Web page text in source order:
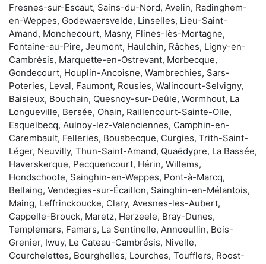
Fresnes-sur-Escaut, Sains-du-Nord, Avelin, Radinghem-
en-Weppes, Godewaersvelde, Linselles, Lieu-Saint-
Amand, Monchecourt, Masny, Flines-lès-Mortagne,
Fontaine-au-Pire, Jeumont, Haulchin, Râches, Ligny-en-
Cambrésis, Marquette-en-Ostrevant, Morbecque,
Gondecourt, Houplin-Ancoisne, Wambrechies, Sars-
Poteries, Leval, Faumont, Rousies, Walincourt-Selvigny,
Baisieux, Bouchain, Quesnoy-sur-Deûle, Wormhout, La
Longueville, Bersée, Ohain, Raillencourt-Sainte-Olle,
Esquelbecq, Aulnoy-lez-Valenciennes, Camphin-en-
Carembault, Felleries, Bousbecque, Curgies, Trith-Saint-
Léger, Neuvilly, Thun-Saint-Amand, Quaëdypre, La Bassée,
Haverskerque, Pecquencourt, Hérin, Willems,
Hondschoote, Sainghin-en-Weppes, Pont-à-Marcq,
Bellaing, Vendegies-sur-Écaillon, Sainghin-en-Mélantois,
Maing, Leffrinckoucke, Clary, Avesnes-les-Aubert,
Cappelle-Brouck, Maretz, Herzeele, Bray-Dunes,
Templemars, Famars, La Sentinelle, Annoeullin, Bois-
Grenier, Iwuy, Le Cateau-Cambrésis, Nivelle,
Courchelettes, Bourghelles, Lourches, Toufflers, Roost-